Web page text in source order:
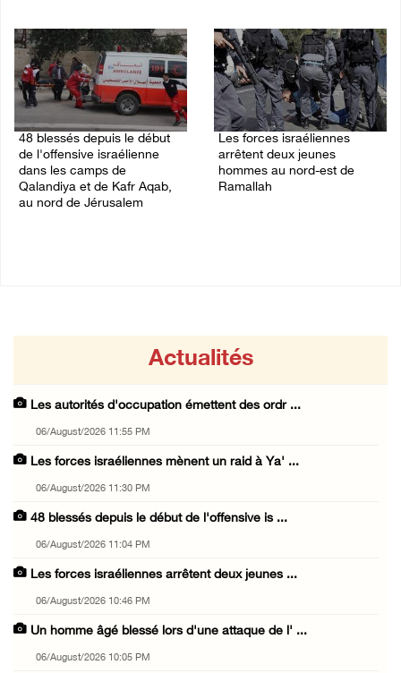
48 blessés depuis le début
de l'offensive israélienne
dans les camps de
Qalandiya et de Kafr Aqab,
au nord de Jérusalem
Les forces israéliennes
arrêtent deux jeunes
hommes au nord-est de
Ramallah
Actualités
Les autorités d'occupation émettent des ordr ...
06/August/2026 11:55 PM
Les forces israéliennes mènent un raid à Ya' ...
06/August/2026 11:30 PM
48 blessés depuis le début de l'offensive is ...
06/August/2026 11:04 PM
Les forces israéliennes arrêtent deux jeunes ...
06/August/2026 10:46 PM
Un homme âgé blessé lors d'une attaque de l' ...
06/August/2026 10:05 PM